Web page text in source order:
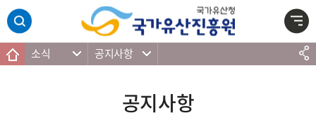
본문 바로가기
주메뉴 바로가기
하단 바로가기
소식 공지사항
공지사항